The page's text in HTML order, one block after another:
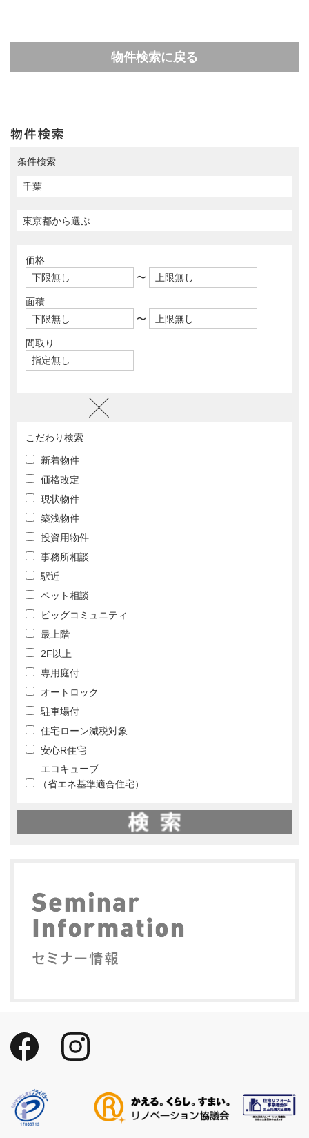
物件検索に戻る
条件検索
価格
〜
面積
〜
間取り
こだわり検索
新着物件
価格改定
現状物件
築浅物件
投資用物件
事務所相談
駅近
ペット相談
ビッグコミュニティ
最上階
2F以上
専用庭付
オートロック
駐車場付
住宅ローン減税対象
安心R住宅
エコキューブ
（省エネ基準適合住宅）